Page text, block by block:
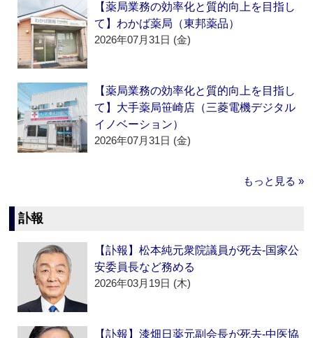
【薬局業務の効率化と質的向上を目指し
て】わかば薬局（東邦薬品）
2026年07月31日 (金)
【薬局業務の効率化と質的向上を目指し
て】大手薬局笹崎店（三菱電機デジタル
イノベーション）
2026年07月31日 (金)
もっと見る »
訃報
【訃報】松本純元衆院議員が死去‐国家公
安委員長など務める
2026年03月19日 (木)
【訃報】漆畑日薬元副会長が死去‐中医協